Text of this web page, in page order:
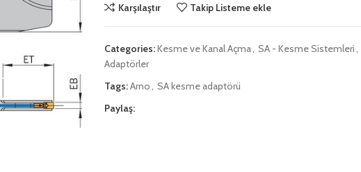
Karşılaştır Takip Listeme ekle
Categories:Kesme ve Kanal Açma, SA - Kesme Sistemleri,
Adaptörler
Tags:Arno, SA kesme adaptörü
Paylaş: